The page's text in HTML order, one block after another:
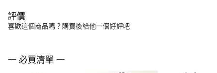
評價
喜歡這個商品嗎？購買後給他一個好評吧
一 必買清單 一